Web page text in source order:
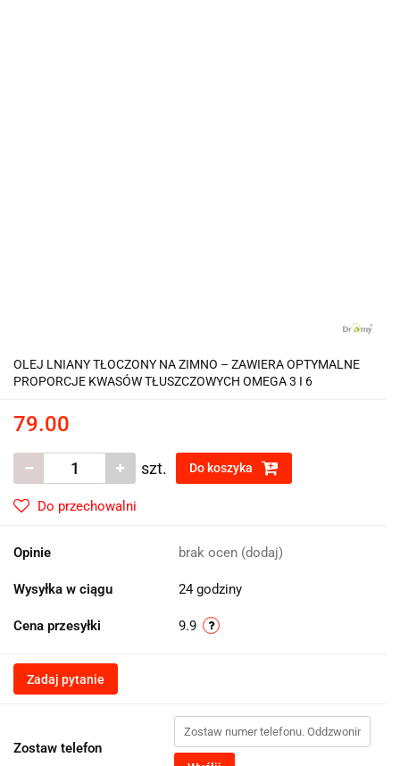
OLEJ LNIANY TŁOCZONY NA ZIMNO – ZAWIERA OPTYMALNE
PROPORCJE KWASÓW TŁUSZCZOWYCH OMEGA 3 I 6
79.00
szt. Do koszyka
Do przechowalni
Opinie brak ocen (dodaj)
Wysyłka w ciągu 24 godziny
Cena przesyłki 9.9
Zadaj pytanie
Zostaw telefon